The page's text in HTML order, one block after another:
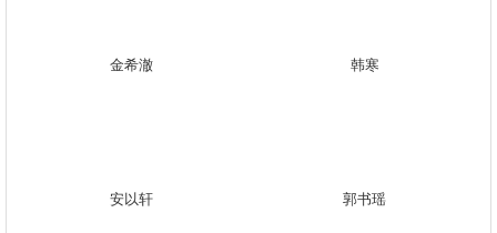
金希澈 韩寒
安以轩 郭书瑶